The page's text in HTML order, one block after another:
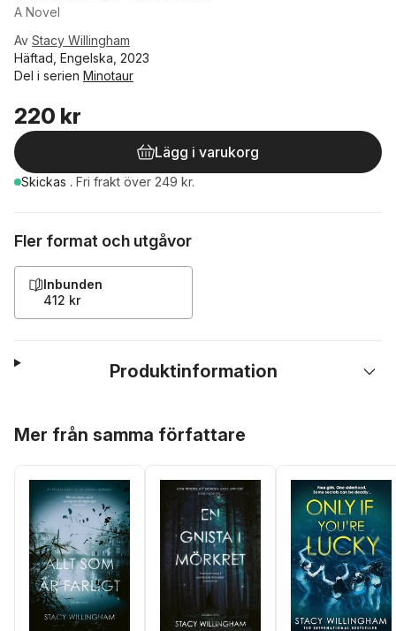
A Novel
Av Stacy Willingham
Häftad, Engelska, 2023
Del i serien Minotaur
220 kr
Lägg i varukorg
Skickas . Fri frakt över 249 kr.
Fler format och utgåvor
Inbunden
412 kr
Produktinformation
Mer från samma författare